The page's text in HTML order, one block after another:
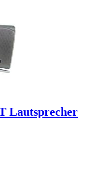
Lautsprecher